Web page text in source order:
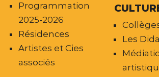
Programmation
2025-2026
Résidences
Artistes et Cies
associés
Les